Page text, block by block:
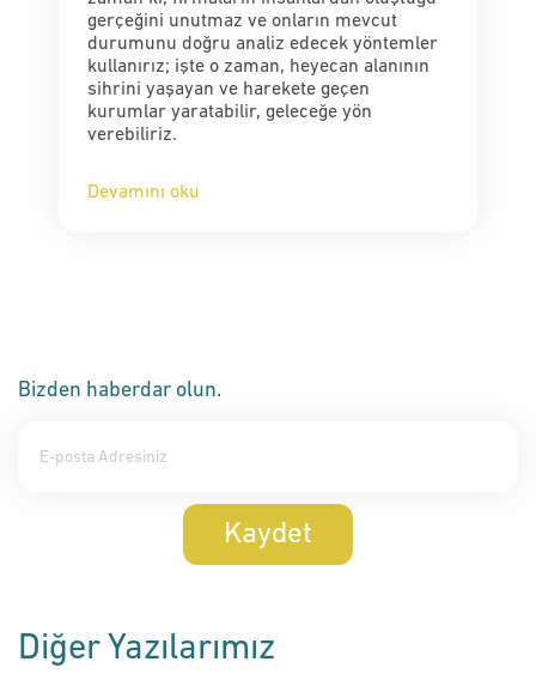
gerçeğini unutmaz ve onların mevcut
durumunu doğru analiz edecek yöntemler
kullanırız; işte o zaman, heyecan alanının
sihrini yaşayan ve harekete geçen
kurumlar yaratabilir, geleceğe yön
verebiliriz.
Devamını oku
Bizden haberdar olun.
Kaydet
Diğer Yazılarımız